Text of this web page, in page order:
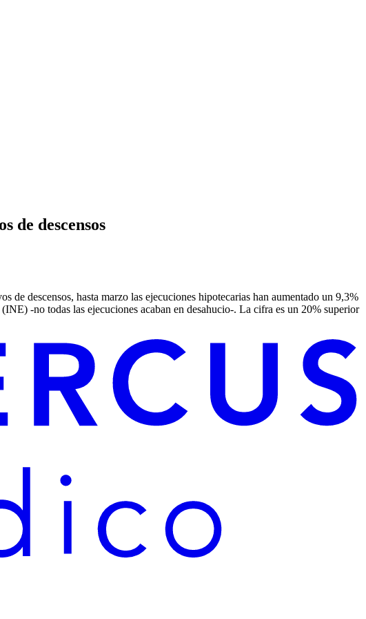
de descensos
de descensos, hasta marzo las ejecuciones hipotecarias han aumentado un 9,3%
-no todas las ejecuciones acaban en desahucio-. La cifra es un 20% superior